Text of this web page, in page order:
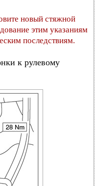
новый стяжной
этим указаниям
последствиям.
к рулевому